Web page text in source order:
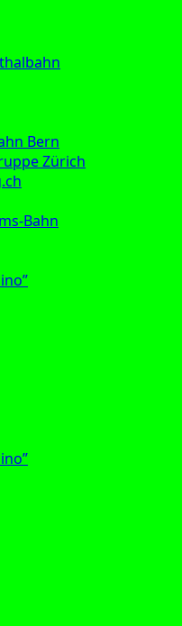
Bern
Zürich
Bahn